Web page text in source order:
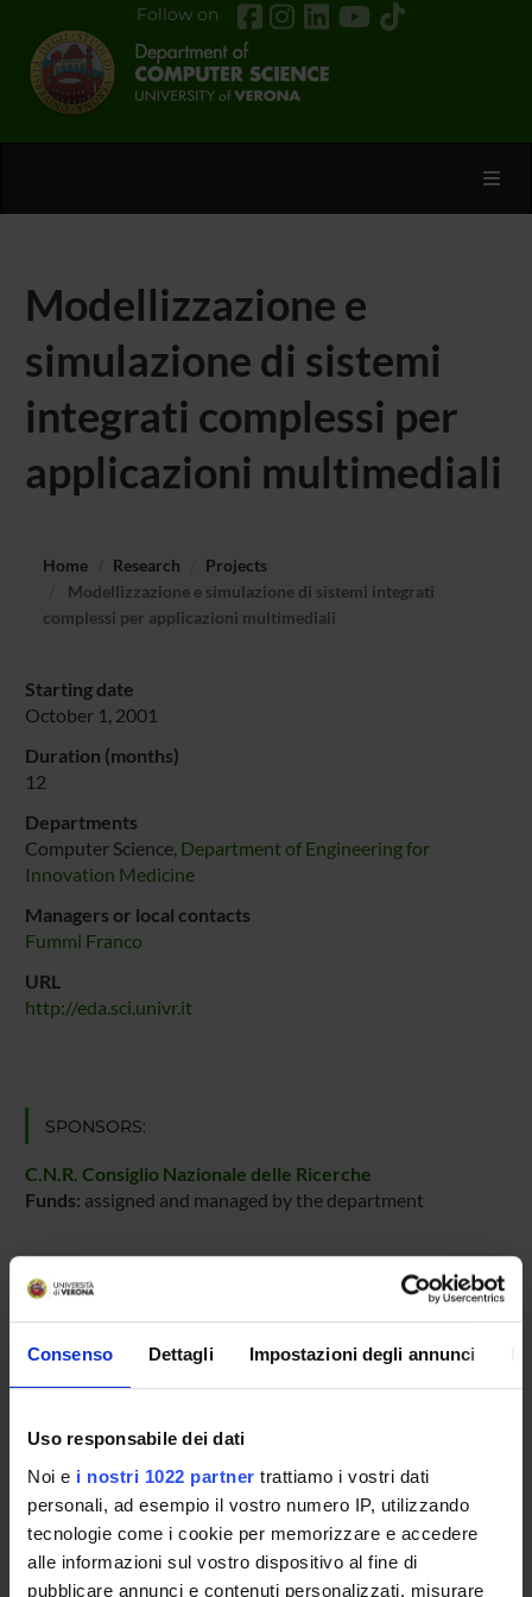
Consenso Dettagli Impostazioni degli annunci
Uso responsabile dei dati
Noi e i nostri 1022 partner trattiamo i vostri dati
personali, ad esempio il vostro numero IP, utilizzando
tecnologie come i cookie per memorizzare e accedere
alle informazioni sul vostro dispositivo al fine di
pubblicare annunci e contenuti personalizzati, misurare
Follow on
Modellizzazione e
simulazione di sistemi
integrati complessi per
applicazioni multimediali
Home Research
Projects
Modellizzazione e simulazione di sistemi integrati
complessi per applicazioni multimediali
Starting date
October 1, 2001
Duration (months)
12
Departments
Computer Science, Department of Engineering for
Innovation Medicine
Managers or local contacts
Fummi Franco
URL
http://eda.sci.univr.it
SPONSORS:
C.N.R. Consiglio Nazionale delle Ricerche
Funds: assigned and managed by the department
PROJECT PARTICIPANTS
Nicola Drago
Full Professor
Massimo Poncino
Graziano Pravadelli